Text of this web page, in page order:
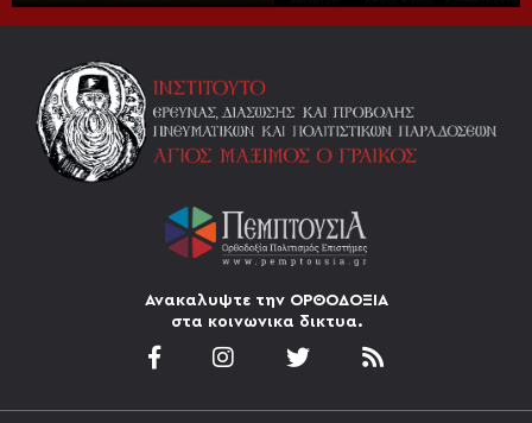
Ανακαλυψτε την ΟΡΘΟΔΟΞΙΑ
στα κοινωνικα δικτυα.